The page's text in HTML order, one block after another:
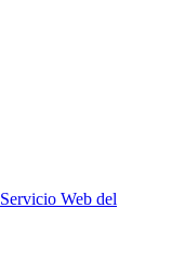
Servicio Web del